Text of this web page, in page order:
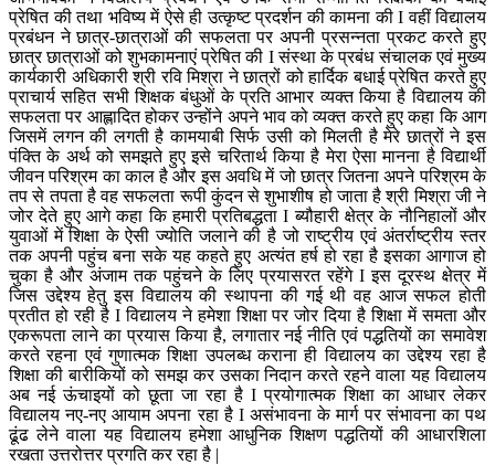
प्रेषित की तथा भविष्य में ऐसे ही उत्कृष्ट प्रदर्शन की कामना की I वहीं विद्यालय
प्रबंधन ने छात्र-छात्राओं की सफलता पर अपनी प्रसन्नता प्रकट करते हुए
छात्र छात्राओं को शुभकामनाएं प्रेषित की I संस्था के प्रबंध संचालक एवं मुख्य
कार्यकारी अधिकारी श्री रवि मिश्रा ने छात्रों को हार्दिक बधाई प्रेषित करते हुए
प्राचार्य सहित सभी शिक्षक बंधुओं के प्रति आभार व्यक्त किया है विद्यालय की
सफलता पर आह्लादित होकर उन्होंने अपने भाव को व्यक्त करते हुए कहा कि आग
जिसमें लगन की लगती है कामयाबी सिर्फ उसी को मिलती है मेरे छात्रों ने इस
पंक्ति के अर्थ को समझते हुए इसे चरितार्थ किया है मेरा ऐसा मानना है विद्यार्थी
जीवन परिश्रम का काल है और इस अवधि में जो छात्र जितना अपने परिश्रम के
तप से तपता है वह सफलता रूपी कुंदन से शुभाशीष हो जाता है श्री मिश्रा जी ने
जोर देते हुए आगे कहा कि हमारी प्रतिबद्धता I ब्यौहारी क्षेत्र के नौनिहालों और
युवाओं में शिक्षा के ऐसी ज्योति जलाने की है जो राष्ट्रीय एवं अंतर्राष्ट्रीय स्तर
तक अपनी पहुंच बना सके यह कहते हुए अत्यंत हर्ष हो रहा है इसका आगाज हो
चुका है और अंजाम तक पहुंचने के लिए प्रयासरत रहेंगे I इस दूरस्थ क्षेत्र में
जिस उद्देश्य हेतु इस विद्यालय की स्थापना की गई थी वह आज सफल होती
प्रतीत हो रही है I विद्यालय ने हमेशा शिक्षा पर जोर दिया है शिक्षा में समता और
एकरूपता लाने का प्रयास किया है, लगातार नई नीति एवं पद्धतियों का समावेश
करते रहना एवं गुणात्मक शिक्षा उपलब्ध कराना ही विद्यालय का उद्देश्य रहा है
शिक्षा की बारीकियों को समझ कर उसका निदान करते रहने वाला यह विद्यालय
अब नई ऊंचाइयों को छूता जा रहा है I प्रयोगात्मक शिक्षा का आधार लेकर
विद्यालय नए-नए आयाम अपना रहा है I असंभावना के मार्ग पर संभावना का पथ
ढूंढ लेने वाला यह विद्यालय हमेशा आधुनिक शिक्षण पद्धतियों की आधारशिला
रखता उत्तरोत्तर प्रगति कर रहा है |